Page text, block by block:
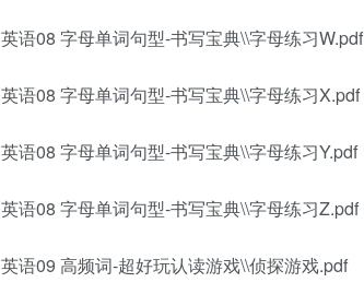
英语08 字母单词句型-书写宝典\\字母练习W.pdf
英语08 字母单词句型-书写宝典\\字母练习X.pdf
英语08 字母单词句型-书写宝典\\字母练习Y.pdf
英语08 字母单词句型-书写宝典\\字母练习Z.pdf
英语09 高频词-超好玩认读游戏\\侦探游戏.pdf